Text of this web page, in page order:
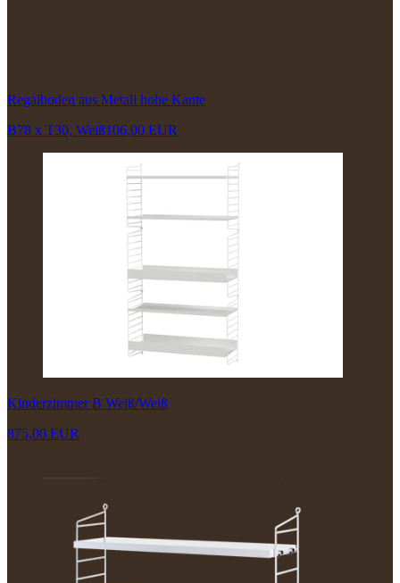
Regalboden aus Metall hohe Kante
B78 x T30, Weiß106,00 EUR
Kinderzimmer B Weiß/Weiß
875,00 EUR